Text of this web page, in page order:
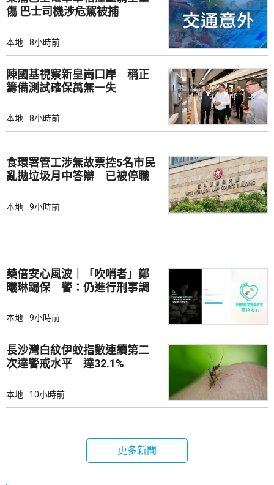
傷 巴士司機涉危駕被捕
本地 8小時前
陳國基視察新皇崗口岸 稱正
籌備測試確保萬無一失
本地 8小時前
食環署管工涉無故票控5名市民
亂拋垃圾月中答辯 已被停職
本地 9小時前
藥倍安心風波｜「吹哨者」鄭
曦琳踢保 警：仍進行刑事調
本地 9小時前
長沙灣白紋伊蚊指數連續第二
次達警戒水平 達32.1%
本地 10小時前
更多新聞